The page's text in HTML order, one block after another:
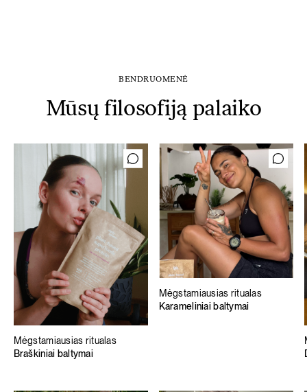
BENDRUOMENĖ
Mūsų filosofiją palaiko
Mėgstamiausias ritualas
Braškiniai baltymai
Mėgstamiausias ritualas
Karameliniai baltymai